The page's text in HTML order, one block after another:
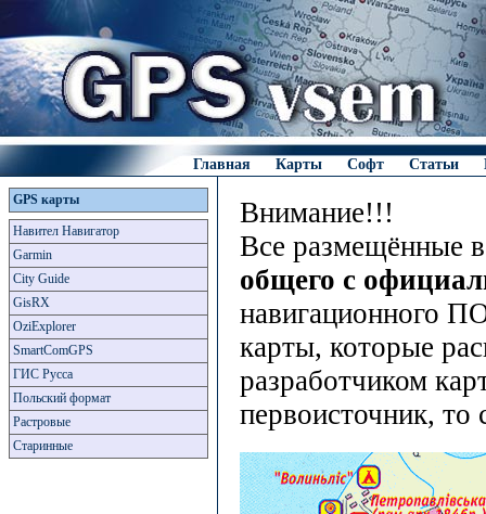
Главная Карты Софт Статьи
GPS карты
Навител Навигатор
Garmin
City Guide
GisRX
OziExplorer
SmartComGPS
ГИС Русса
Польский формат
Растровые
Старинные
Внимание!!!
Все размещённые
общего с
навигационного
карты, которые
разработчиком
первоисточник,